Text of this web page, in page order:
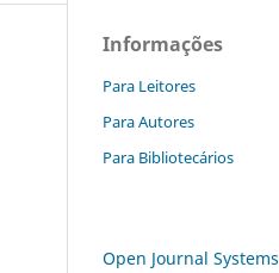
Informações
Para Leitores
Para Autores
Para Bibliotecários
Open Journal Systems